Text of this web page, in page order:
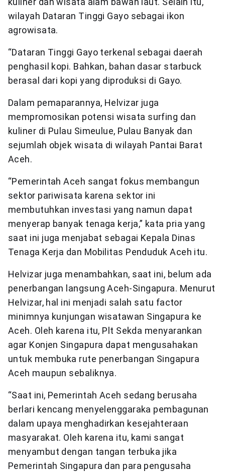
wilayah Dataran Tinggi Gayo sebagai ikon
agrowisata.
“Dataran Tinggi Gayo terkenal sebagai daerah
penghasil kopi. Bahkan, bahan dasar starbuck
berasal dari kopi yang diproduksi di Gayo.
Dalam pemaparannya, Helvizar juga
mempromosikan potensi wisata surfing dan
kuliner di Pulau Simeulue, Pulau Banyak dan
sejumlah objek wisata di wilayah Pantai Barat
Aceh.
“Pemerintah Aceh sangat fokus membangun
sektor pariwisata karena sektor ini
membutuhkan investasi yang namun dapat
menyerap banyak tenaga kerja,” kata pria yang
saat ini juga menjabat sebagai Kepala Dinas
Tenaga Kerja dan Mobilitas Penduduk Aceh itu.
Helvizar juga menambahkan, saat ini, belum ada
penerbangan langsung Aceh-Singapura. Menurut
Helvizar, hal ini menjadi salah satu factor
minimnya kunjungan wisatawan Singapura ke
Aceh. Oleh karena itu, Plt Sekda menyarankan
agar Konjen Singapura dapat mengusahakan
untuk membuka rute penerbangan Singapura
Aceh maupun sebaliknya.
“Saat ini, Pemerintah Aceh sedang berusaha
berlari kencang menyelenggaraka pembagunan
dalam upaya menghadirkan kesejahteraan
masyarakat. Oleh karena itu, kami sangat
menyambut dengan tangan terbuka jika
Pemerintah Singapura dan para pengusaha